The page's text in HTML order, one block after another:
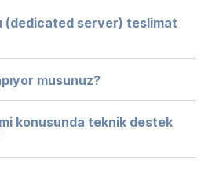
(dedicated server) teslimat
musunuz?
konusunda teknik destek